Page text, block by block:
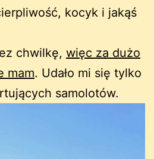
kocyk i jakąś
chwilkę, więc za dużo
mam. Udało mi się tylko
samolotów.